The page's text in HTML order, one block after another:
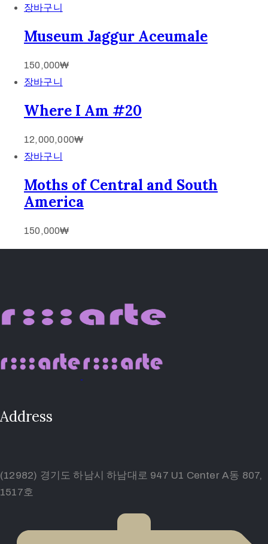
장바구니
Museum Jaggur Aceumale
150,000₩
장바구니
Where I Am #20
12,000,000₩
장바구니
Moths of Central and South
America
150,000₩
Address
(12982) 경기도 하남시 하남대로 947 U1 Center A동 807,
1517호